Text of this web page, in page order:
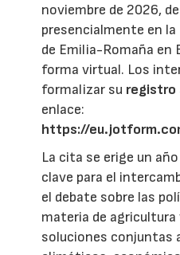
noviembre de 2026,
presencialmente en
de Emilia-Romaña en
forma virtual. Los
formalizar su registro
enlace:
https://
La cita se erige un
clave para el
el debate sobre las
materia de agricultura
soluciones conjuntas